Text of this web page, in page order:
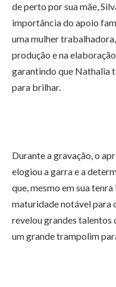
de perto por sua mãe,
importância do apoio
uma mulher
produção e na
garantindo que Nathalia
para brilhar.
Durante a gravação, o
elogiou a garra e a
que, mesmo em sua
maturidade notável para
revelou grandes talentos
um grande trampolim